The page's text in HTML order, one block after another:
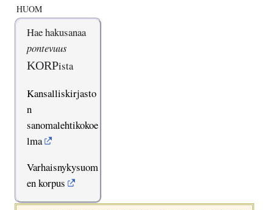
HUOM
Hae hakusanaa
pontevuus
KORPista
Kansalliskirjasto
n
sanomalehtikokoe
lma
Varhaisnykysuom
en korpus